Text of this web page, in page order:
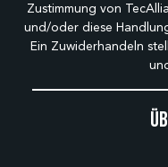
Zustimmung von
und/oder diese
Ein Zuwiderhandeln